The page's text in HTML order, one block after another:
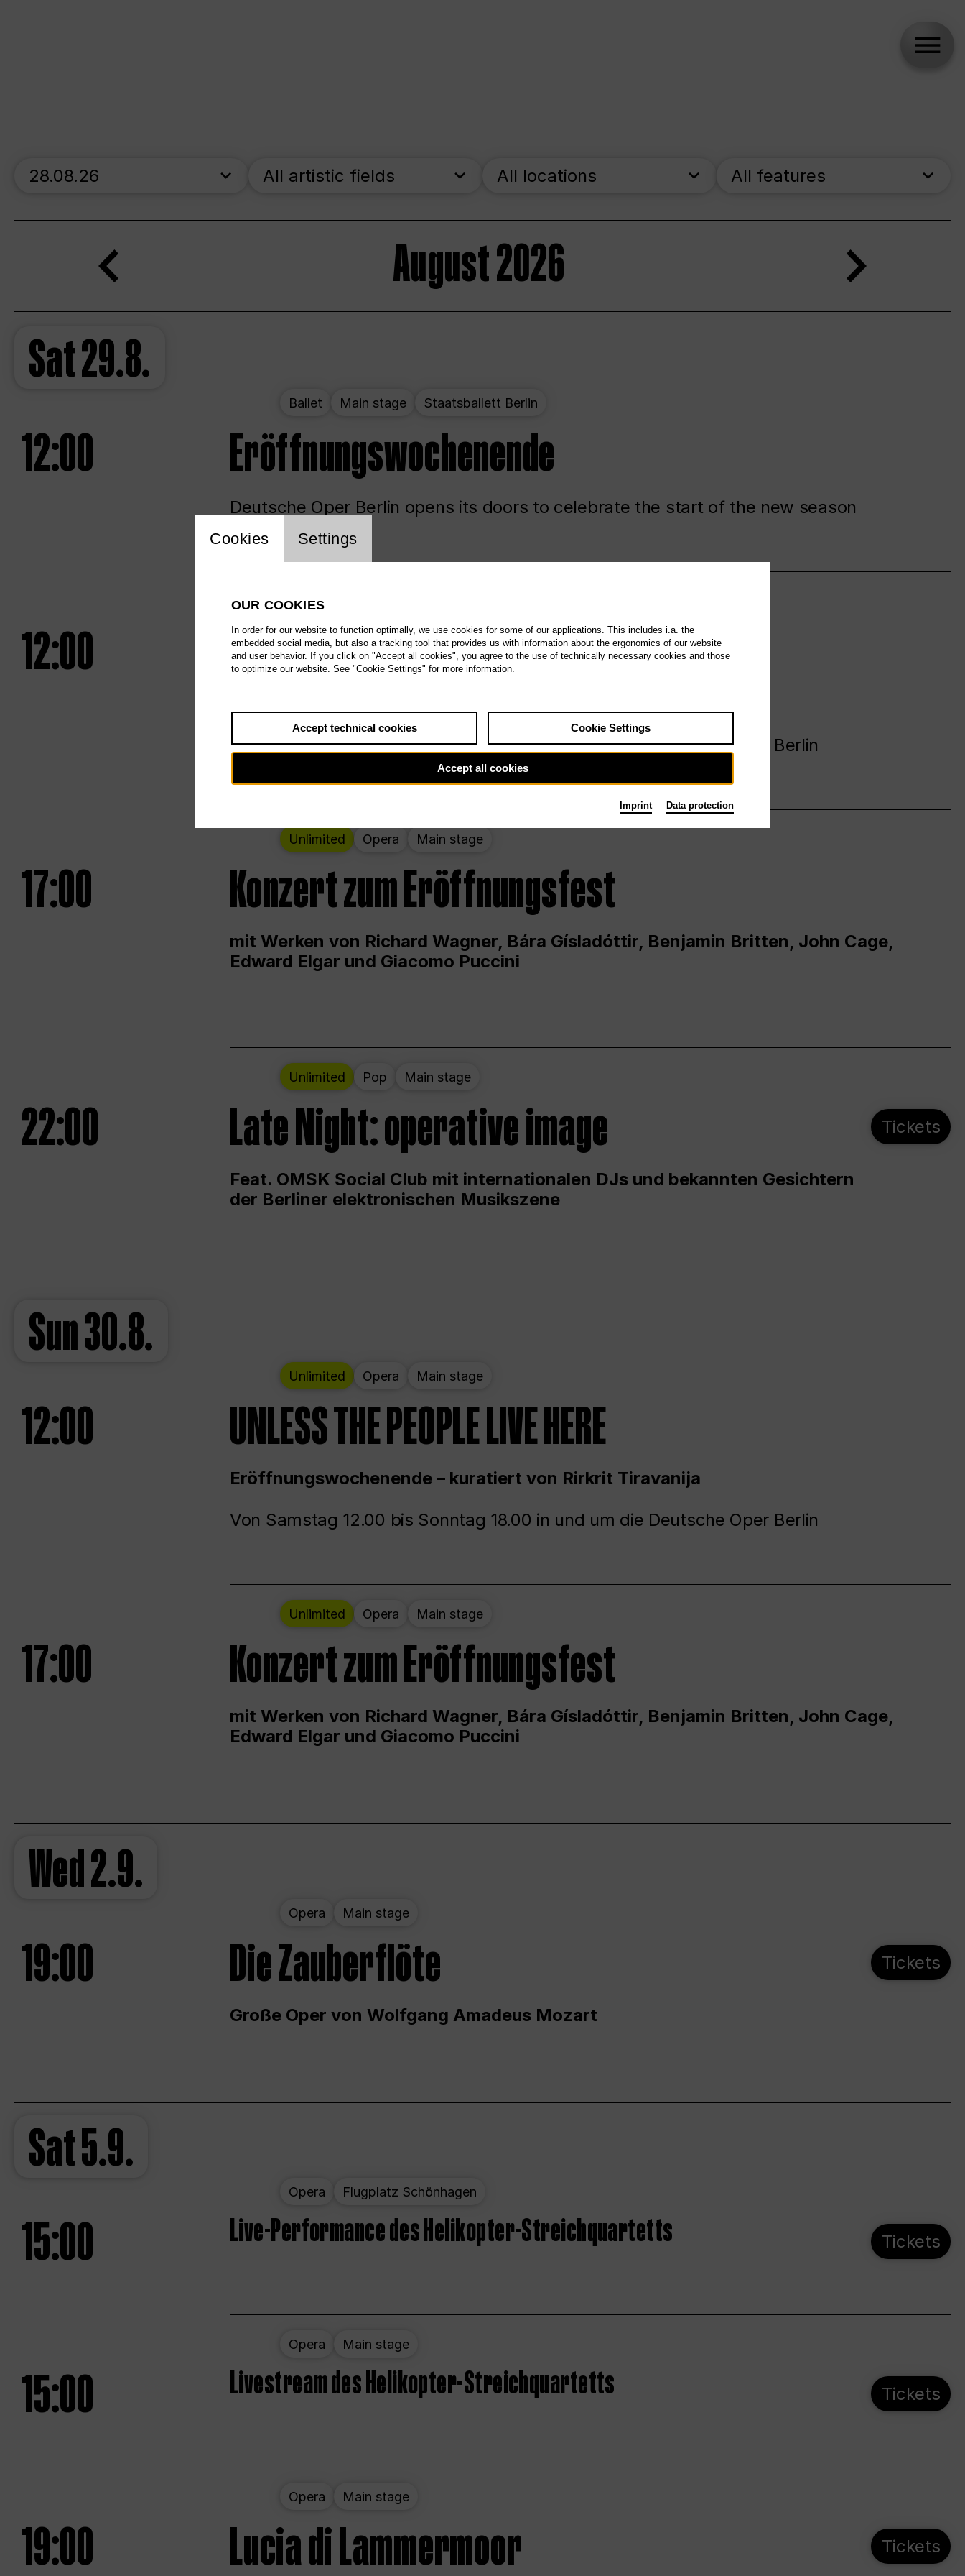
skip_calendar_timeline
Search
All artistic fields All locations All features
August 2026
Sat29.8.
Ballet Main stage Staatsballett Berlin
12:00 Eröffnungswochenende
Deutsche Oper Berlin opens its doors to celebrate the start of the new season
Unlimited
12:00 UNLESS THE PEOPLE LIVE HERE
Von Samstag 12.00 bis Sonntag 18.00 in und um die Deutsche Oper Berlin
Unlimited Opera Main stage
17:00 Konzert zum Eröffnungsfest
mit Werken von Richard Wagner, Bára Gísladóttir, Benjamin Britten, John Cage,
Edward Elgar und Giacomo Puccini
Unlimited Pop Main stage
22:00 Late Night: operative image
Feat. OMSK Social Club mit internationalen DJs und bekannten Gesichtern
der Berliner elektronischen Musikszene
Tickets
Sun30.8.
Unlimited Opera Main stage
12:00 UNLESS THE PEOPLE LIVE HERE
Eröffnungswochenende – kuratiert von Rirkrit Tiravanija
Von Samstag 12.00 bis Sonntag 18.00 in und um die Deutsche Oper Berlin
Unlimited Opera Main stage
17:00 Konzert zum Eröffnungsfest
mit Werken von Richard Wagner, Bára Gísladóttir, Benjamin Britten, John Cage,
Edward Elgar und Giacomo Puccini
Wed2.9.
Opera Main stage
19:00 Die Zauberflöte
Große Oper von Wolfgang Amadeus Mozart
Tickets
Sat5.9.
Opera Flugplatz Schönhagen
15:00 Live-Performance des Helikopter-Streichquartetts Tickets
Opera Main stage
15:00 Livestream des Helikopter-Streichquartetts Tickets
Opera Main stage
19:00 Lucia di Lammermoor Tickets
Website cookie setting
Cookies Settings
OUR COOKIES
In order for our website to function optimally, we use cookies for some of our applications. This includes i.a. the
embedded social media, but also a tracking tool that provides us with information about the ergonomics of our website
and user behavior. If you click on "Accept all cookies", you agree to the use of technically necessary cookies and those
to optimize our website. See "Cookie Settings" for more information.
Accept technical cookies Cookie Settings
Accept all cookies
Imprint Data protection